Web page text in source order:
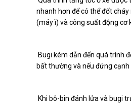
nhanh hơn để có thể đốt
(máy ì) và công suất động cơ
Bugi kém dẫn đến quá trình
bất thường và nếu đứng
Khi bô-bin đánh lửa và bugi